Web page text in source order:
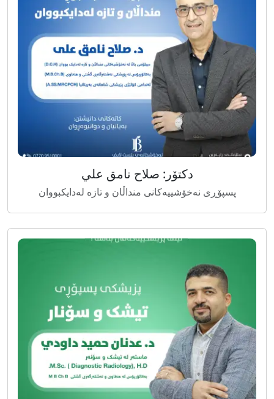
دکتۆر: صلاح نامق علي
پسپۆڕی نەخۆشییەکانی منداڵان و تازە لەدایکبووان